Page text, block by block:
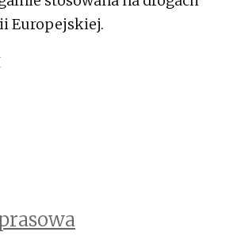
Europejskiej.